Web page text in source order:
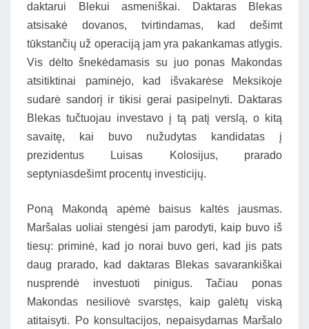
daktarui Blekui asmeniškai. Daktaras Blekas
atsisakė dovanos, tvirtindamas, kad dešimt
tūkstančių už operaciją jam yra pakankamas atlygis.
Vis dėlto šnekėdamasis su juo ponas Makondas
atsitiktinai paminėjo, kad išvakarėse Meksikoje
sudarė sandorį ir tikisi gerai pasipelnyti. Daktaras
Blekas tučtuojau investavo į tą patį verslą, o kitą
savaitę, kai buvo nužudytas kandidatas į
prezidentus Luisas Kolosijus, prarado
septyniasdešimt procentų investicijų.
Poną Makondą apėmė baisus kaltės jausmas.
Maršalas uoliai stengėsi jam parodyti, kaip buvo iš
tiesų: priminė, kad jo norai buvo geri, kad jis pats
daug prarado, kad daktaras Blekas savarankiškai
nusprendė investuoti pinigus. Tačiau ponas
Makondas nesiliovė svarstęs, kaip galėtų viską
atitaisyti. Po konsultacijos, nepaisydamas Maršalo